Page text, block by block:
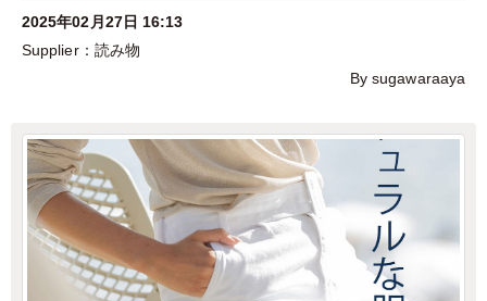
2025年02月27日 16:13
読み物
By sugawaraaya